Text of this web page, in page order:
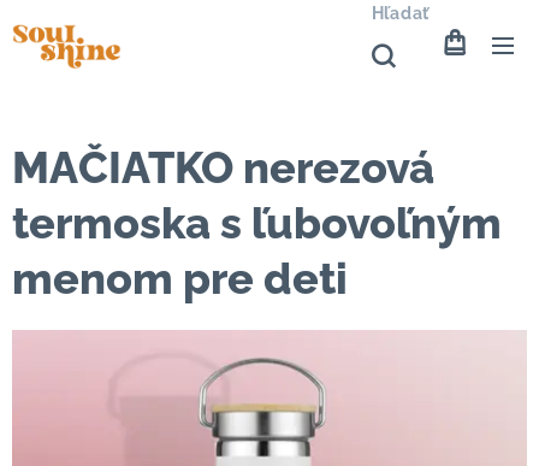
Hľadať
MAČIATKO nerezová
termoska s ľubovoľným
menom pre deti